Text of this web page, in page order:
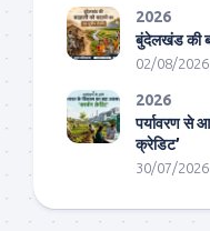
2026
बुंदेलखंड की
02/08/2026
2026
पर्यावरण से
क्रेडिट’
30/07/2026